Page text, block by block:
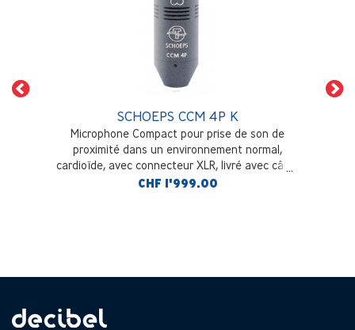
SCHOEPS CCM 4P K
Microphone Compact pour prise de son de
proximité dans un environnement normal,
cardioïde, avec connecteur XLR, livré avec câble
K5LU et pince SGC
CHF 1'999.00